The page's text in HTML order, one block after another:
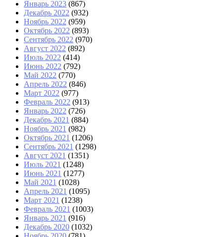
Январь 2023 (867)
Декабрь 2022 (932)
Ноябрь 2022 (959)
Октябрь 2022 (893)
Сентябрь 2022 (970)
Август 2022 (892)
Июль 2022 (414)
Июнь 2022 (792)
Май 2022 (770)
Апрель 2022 (846)
Март 2022 (977)
Февраль 2022 (913)
Январь 2022 (726)
Декабрь 2021 (884)
Ноябрь 2021 (982)
Октябрь 2021 (1206)
Сентябрь 2021 (1298)
Август 2021 (1351)
Июль 2021 (1248)
Июнь 2021 (1277)
Май 2021 (1028)
Апрель 2021 (1095)
Март 2021 (1238)
Февраль 2021 (1003)
Январь 2021 (916)
Декабрь 2020 (1032)